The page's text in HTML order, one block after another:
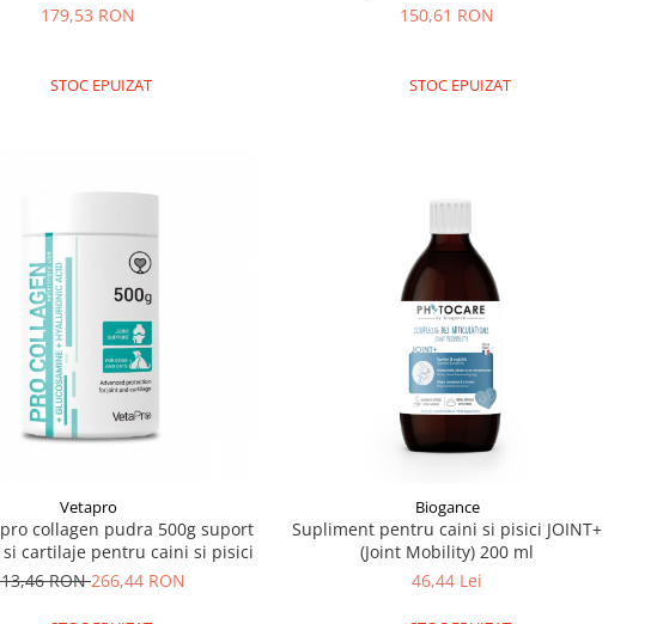
179,53 RON
STOC EPUIZAT
150,61 RON
STOC EPUIZAT
Vetapro
pro collagen pudra 500g suport
cartilaje pentru caini si pisici
RON266,44 RON
Biogance
Supliment pentru caini si pisici JOINT+
(Joint Mobility) 200 ml
46,44 Lei